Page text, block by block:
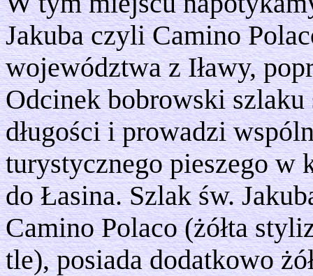
Jakuba czyli Camino
województwa z Iławy,
Odcinek bobrowski szlaku
długości i prowadzi
turystycznego pieszego w
do Łasina. Szlak św.
Camino Polaco (żółta
tle), posiada dodatkowo